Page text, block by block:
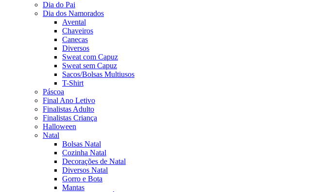
Dia do Pai
Dia dos Namorados
Avental
Chaveiros
Canecas
Diversos
Sweat com Capuz
Sweat sem Capuz
Sacos/Bolsas Multiusos
T-Shirt
Páscoa
Final Ano Letivo
Finalistas Adulto
Finalistas Criança
Halloween
Natal
Bolsas Natal
Cozinha Natal
Decorações de Natal
Diversos Natal
Gorro e Bota
Mantas